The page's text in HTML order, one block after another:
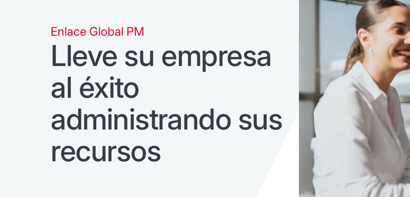
Enlace Global PM
Lleve su empresa
al éxito
administrando sus
recursos